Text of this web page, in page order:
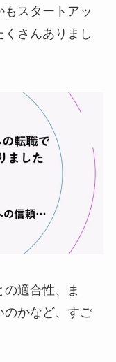
スタートアッ
さんありまし
適合性、ま
のかなど、すご